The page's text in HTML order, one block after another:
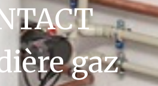
gaz